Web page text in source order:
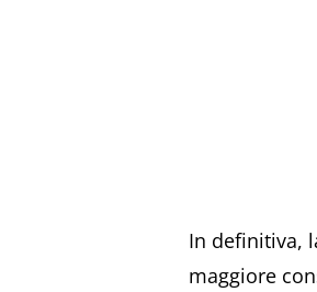
In definitiva,
maggiore